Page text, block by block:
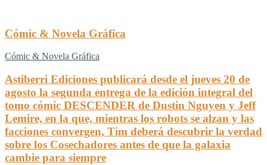
Cómic & Novela Gráfica
Cómic & Novela Gráfica
Astiberri Ediciones publicará desde el jueves 20 de
agosto la segunda entrega de la edición integral del
tomo cómic DESCENDER de Dustin Nguyen y Jeff
Lemire, en la que, mientras los robots se alzan y las
facciones convergen, Tim deberá descubrir la verdad
sobre los Cosechadores antes de que la galaxia
cambie para siempre